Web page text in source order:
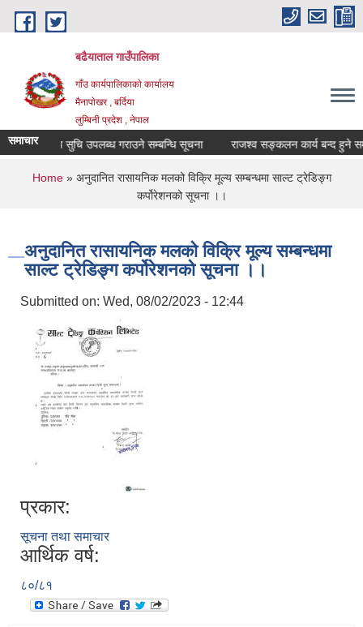
Skip to main content
बढैयाताल गाउँपालिका
गाँउ कार्यपालिकाकाे कार्यालय
मैनापाेखर , बर्दिया
लुम्बिनी प्रदेश , नेपाल
समाचार
औषधिकाे मुल्य सुचि उपलब्ध गराउने सम्बन्धि सूचना राजश्व सङ्कलन कार्य बन्द हुने
You are here
Home» अनुदानित रासायनिक मलको विक्रि मूल्य सम्बन्धमा साल्ट ट्रेडिङ्ग
कर्पोरेशनको सूचना ।।
अनुदानित रासायनिक मलको विक्रि मूल्य सम्बन्धमा
साल्ट ट्रेडिङ्ग कर्पोरेशनको सूचना ।।
Submitted on: Wed, 08/02/2023 - 12:44
प्रकार:
सूचना तथा समाचार
आर्थिक वर्ष:
८०/८१